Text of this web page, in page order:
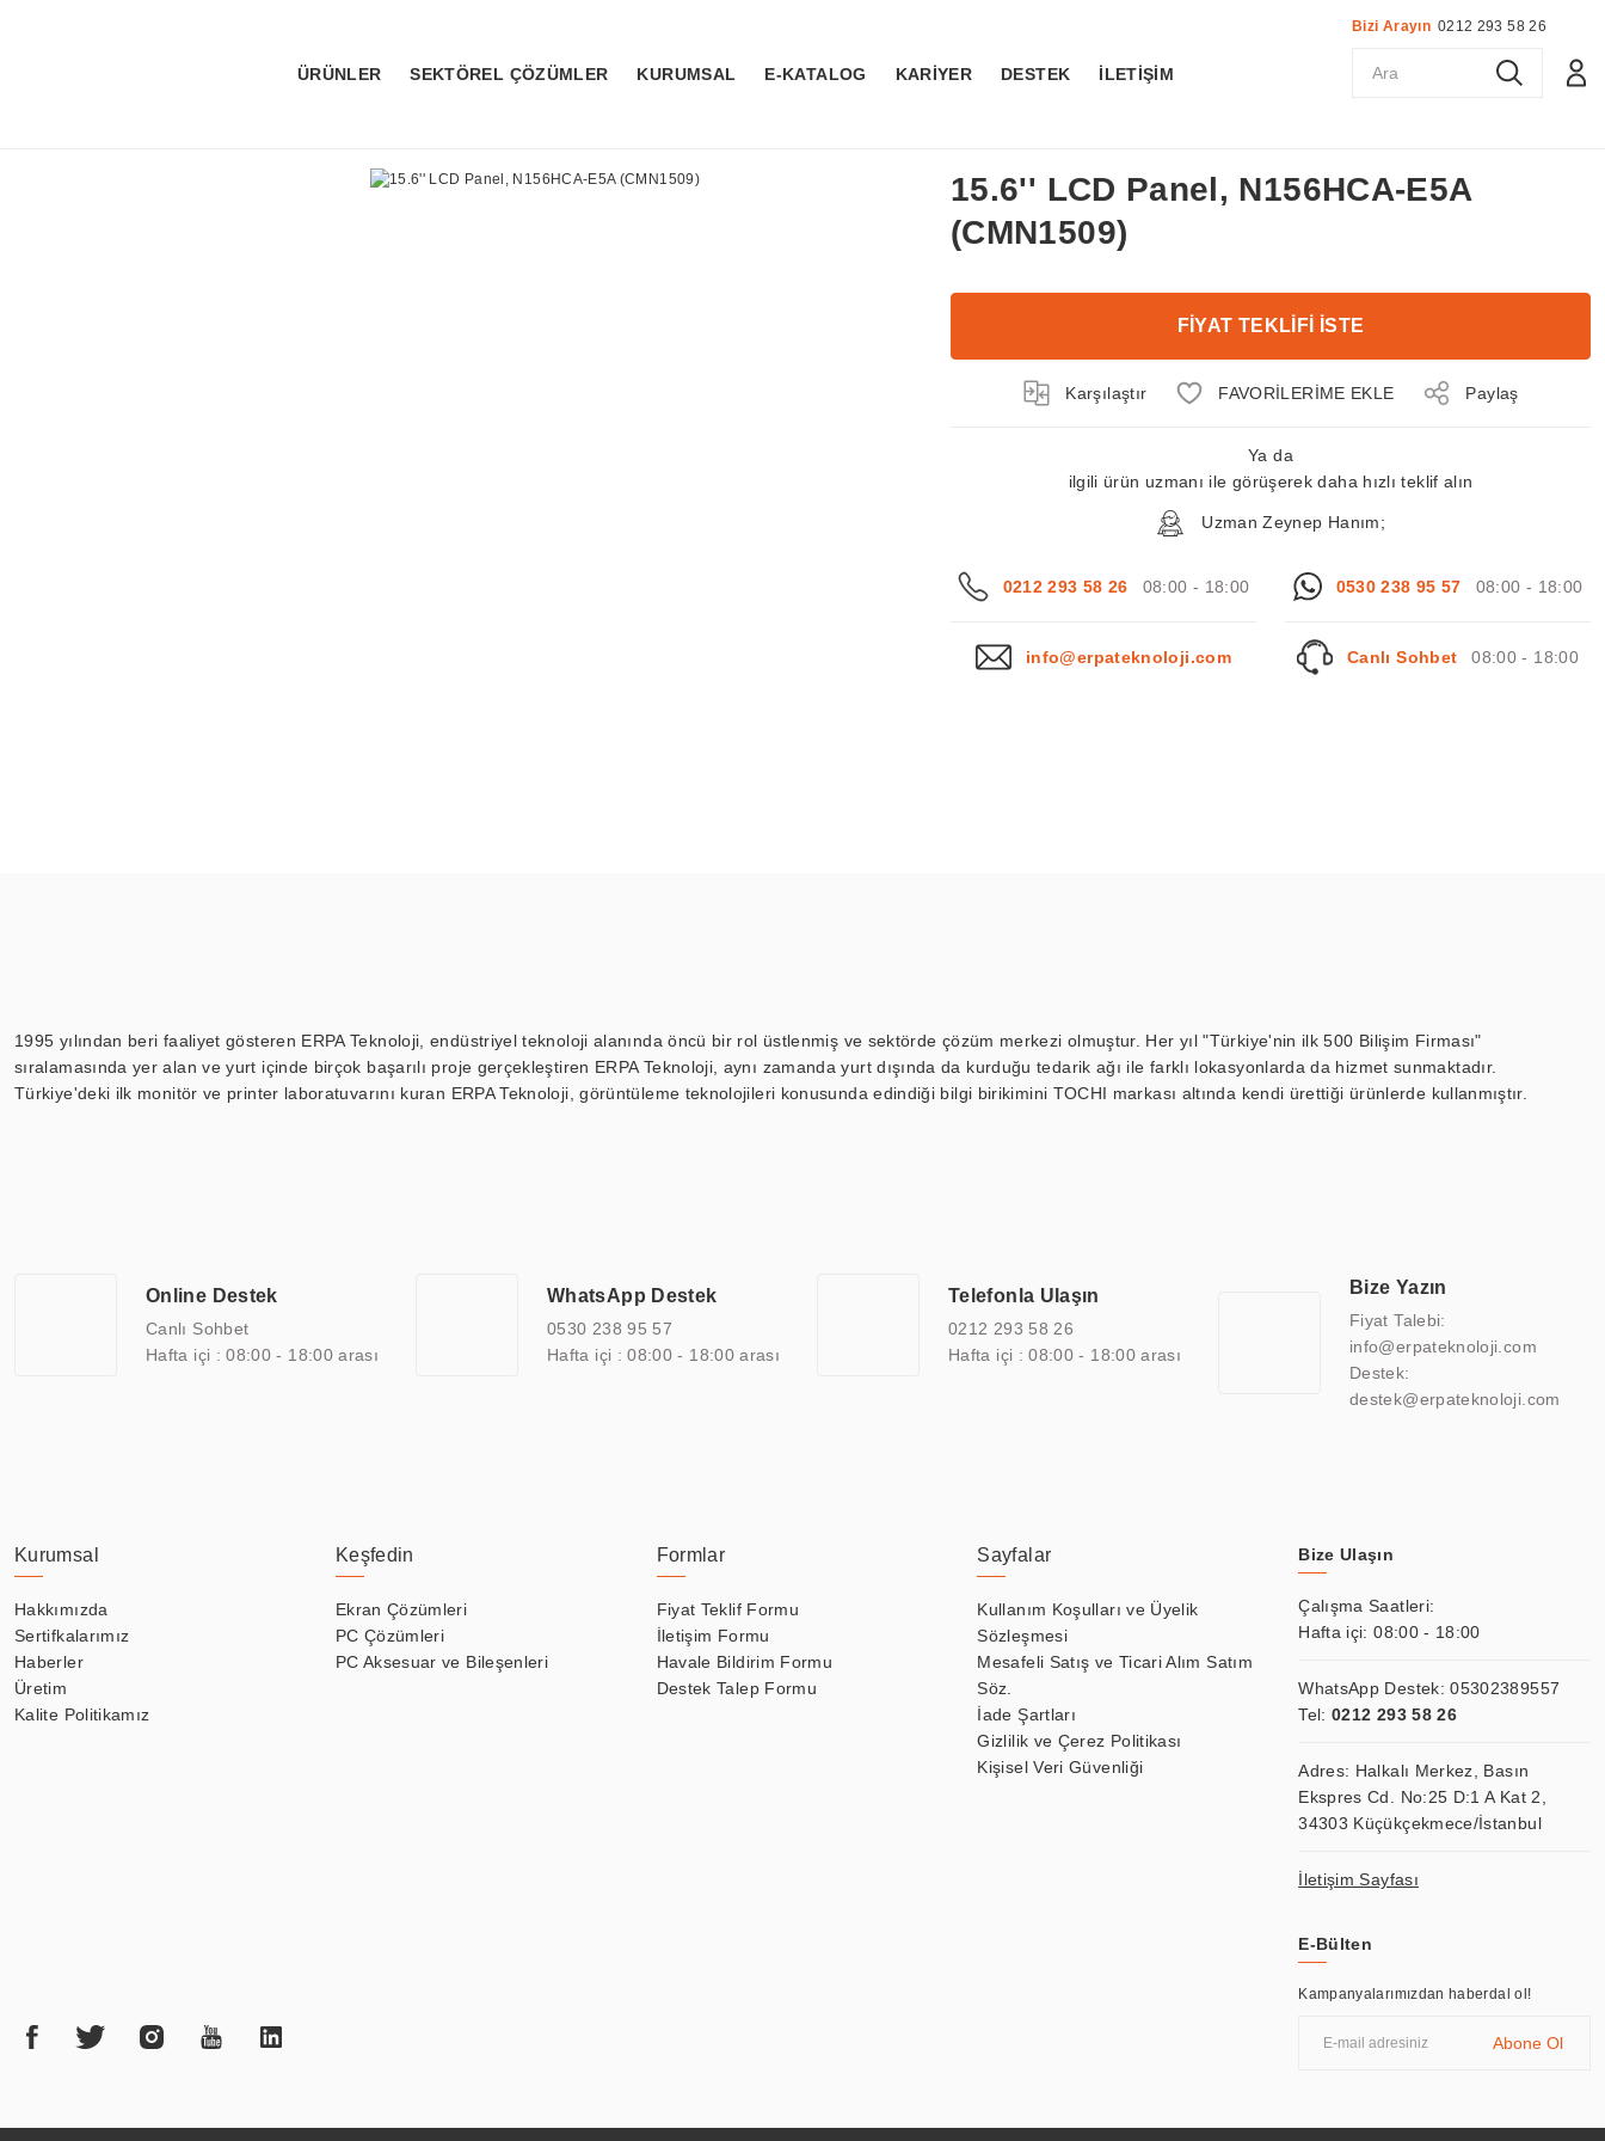
ÜRÜNLER SEKTÖREL ÇÖZÜMLER KURUMSAL E-KATALOG KARİYER DESTEK İLETİŞİM
Bizi Arayın 0212 293 58 26
15.6'' LCD Panel, N156HCA-E5A
(CMN1509)
FİYAT TEKLİFİ İSTE
Karşılaştır Paylaş
Ya da
ilgili ürün uzmanı ile görüşerek daha hızlı teklif alın
Uzman Zeynep Hanım;
0212 293 58 26 08:00 - 18:00 0530 238 95 57 08:00 - 18:00
info@erpateknoloji.com Canlı Sohbet 08:00 - 18:00
1995 yılından beri faaliyet gösteren ERPA Teknoloji, endüstriyel teknoloji alanında öncü bir rol üstlenmiş ve sektörde çözüm merkezi olmuştur. Her yıl "Türkiye'nin ilk 500 Bilişim Firması"
sıralamasında yer alan ve yurt içinde birçok başarılı proje gerçekleştiren ERPA Teknoloji, aynı zamanda yurt dışında da kurduğu tedarik ağı ile farklı lokasyonlarda da hizmet sunmaktadır.
Türkiye'deki ilk monitör ve printer laboratuvarını kuran ERPA Teknoloji, görüntüleme teknolojileri konusunda edindiği bilgi birikimini TOCHI markası altında kendi ürettiği ürünlerde kullanmıştır.
arasında yer almaktadır. ERPA Teknoloji, uluslararası standartlarda kalite belgelerine ve sertifikalara sahip olup, etik değerlere bağlı bir şekilde hareket etmektedir. Kaliteli ekipmanı, uzman kadroları,
yılların getirdiği bilgi ve tecrübe ile birleştiren ERPA Teknoloji, özel çözümleri ile iş ortaklarının öne çıkmasına ve sürekli gelişimine katkı sağlamaktadır.
Online Destek
Canlı Sohbet
Hafta içi : 08:00 - 18:00 arası
WhatsApp Destek
0530 238 95 57
Hafta içi : 08:00 - 18:00 arası
Telefonla Ulaşın
0212 293 58 26
Hafta içi : 08:00 - 18:00 arası
Bize Yazın
Fiyat Talebi:
info@erpateknoloji.com
Destek:
destek@erpateknoloji.com
Kurumsal
Hakkımızda
Sertifkalarımız
Haberler
Üretim
Kalite Politikamız
Keşfedin
Ekran Çözümleri
PC Çözümleri
PC Aksesuar ve Bileşenleri
Formlar
Fiyat Teklif Formu
İletişim Formu
Havale Bildirim Formu
Destek Talep Formu
Sayfalar
Kullanım Koşulları ve Üyelik
Sözleşmesi
Mesafeli Satış ve Ticari Alım Satım
Söz.
İade Şartları
Gizlilik ve Çerez Politikası
Kişisel Veri Güvenliği
Bize Ulaşın
Çalışma Saatleri:
Hafta içi: 08:00 - 18:00
WhatsApp Destek:05302389557
Tel: 0212 293 58 26
Adres: Halkalı Merkez, Basın
Ekspres Cd. No:25 D:1 A Kat 2,
34303 Küçükçekmece/İstanbul
İletişim Sayfası
E-Bülten
Kampanyalarımızdan haberdal ol!
Abone Ol